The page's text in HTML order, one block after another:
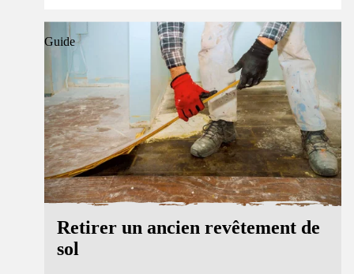
Guide
Retirer un ancien revêtement de
sol